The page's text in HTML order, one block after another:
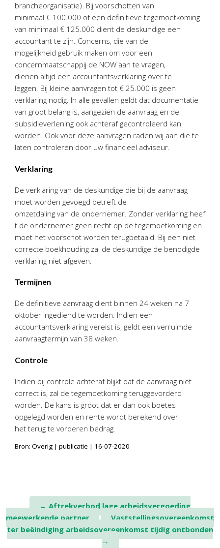
brancheorganisatie). Bij voorschotten van
minimaal € 100.000 of een definitieve tegemoetkoming
van minimaal € 125.000 dient de deskundige een
accountant te zijn. Concerns, die van de
mogelijkheid gebruik maken om voor een
concernmaatschappij de NOW aan te vragen,
dienen altijd een accountantsverklaring over te
leggen. Bij kleine aanvragen tot € 25.000 is geen
verklaring nodig. In alle gevallen geldt dat documentatie
van groot belang is, aangezien de aanvraag en de
subsidieverlening ook achteraf gecontroleerd kan
worden. Ook voor deze aanvragen raden wij aan die te
laten controleren door uw financieel adviseur.
Verklaring
De verklaring van de deskundige die bij de aanvraag
moet worden gevoegd betreft de
omzetdaling van de ondernemer. Zonder verklaring heef
t de ondernemer geen recht op de tegemoetkoming en
moet het voorschot worden terugbetaald. Bij een niet
correcte boekhouding zal de deskundige de benodigde
verklaring niet afgeven.
Termijnen
De definitieve aanvraag dient binnen 24 weken na 7
oktober ingediend te worden. Indien een
accountantsverklaring vereist is, geldt een verruimde
aanvraagtermijn van 38 weken.
Controle
Indien bij controle achteraf blijkt dat de aanvraag niet
correct is, zal de tegemoetkoming teruggevorderd
worden. De kans is groot dat er dan ook boetes
opgelegd worden en rente wordt berekend over
het terug te vorderen bedrag.
Bron: Overig | publicatie | 16-07-2020
Post
navigation
← Aftrekverbod lage arbeidsvergoeding
meewerkende partner
Vaststellingsovereenkomst
ter beëindiging arbeidsovereenkomst tijdig ontbonden
→